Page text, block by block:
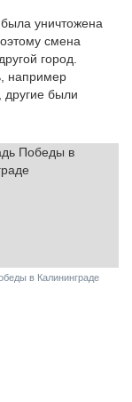
была уничтожена
смена
город.
например
, другие были
в Калининграде